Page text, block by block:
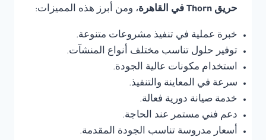
حريق Thorn في القاهرة
، ومن أبرز هذه المميزات:
خبرة عملية في تنفيذ مشروعات متنوعة.
توفير حلول تناسب مختلف أنواع المنشآت.
استخدام مكونات عالية الجودة.
سرعة في المعاينة والتنفيذ.
خدمة صيانة دورية فعالة.
دعم فني مستمر عند الحاجة.
أسعار مدروسة تناسب الجودة المقدمة.